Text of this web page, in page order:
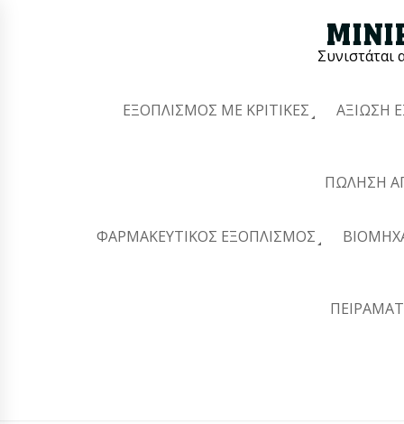
Συνιστάται
ΕΞΟΠΛΙΣΜΌΣ ΜΕ ΚΡΙΤΙΚΈΣ ΑΞΊΩΣΗ
ΠΏΛΗΣΗ
ΦΑΡΜΑΚΕΥΤΙΚΌΣ ΕΞΟΠΛΙΣΜΌΣ